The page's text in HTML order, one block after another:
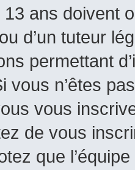
13 ans doivent
d’un tuteur
permettant
vous n’êtes
vous
de vous
que